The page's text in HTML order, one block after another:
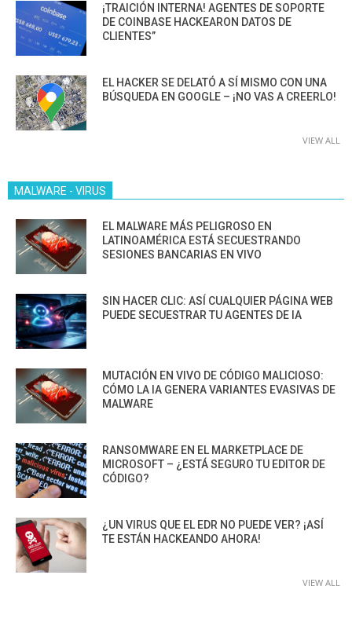
¡TRAICIÓN INTERNA! AGENTES DE SOPORTE
DE COINBASE HACKEARON DATOS DE
CLIENTES”
EL HACKER SE DELATÓ A SÍ MISMO CON UNA
BÚSQUEDA EN GOOGLE – ¡NO VAS A CREERLO!
VIEW ALL
MALWARE - VIRUS
EL MALWARE MÁS PELIGROSO EN
LATINOAMÉRICA ESTÁ SECUESTRANDO
SESIONES BANCARIAS EN VIVO
SIN HACER CLIC: ASÍ CUALQUIER PÁGINA WEB
PUEDE SECUESTRAR TU AGENTES DE IA
MUTACIÓN EN VIVO DE CÓDIGO MALICIOSO:
CÓMO LA IA GENERA VARIANTES EVASIVAS DE
MALWARE
RANSOMWARE EN EL MARKETPLACE DE
MICROSOFT – ¿ESTÁ SEGURO TU EDITOR DE
CÓDIGO?
¿UN VIRUS QUE EL EDR NO PUEDE VER? ¡ASÍ
TE ESTÁN HACKEANDO AHORA!
VIEW ALL